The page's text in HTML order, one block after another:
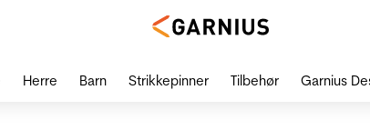
Herre Barn Strikkepinner Tilbehør Garnius